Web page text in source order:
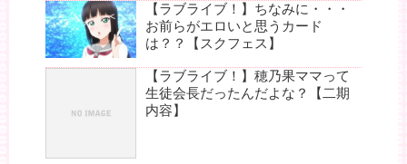
【ラブライブ！】ちなみに・・・
お前らがエロいと思うカード
は？？【スクフェス】
【ラブライブ！】穂乃果ママって
生徒会長だったんだよな？【二期
内容】